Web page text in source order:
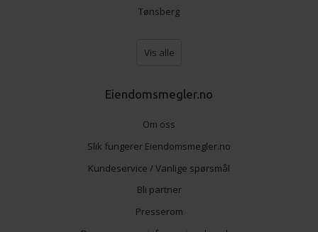
Tønsberg
Vis alle
Eiendomsmegler.no
Om oss
Slik fungerer Eiendomsmegler.no
Kundeservice / Vanlige spørsmål
Bli partner
Presserom